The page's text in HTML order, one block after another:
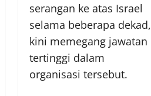
serangan ke atas Israel
selama beberapa dekad,
kini memegang jawatan
tertinggi dalam
organisasi tersebut.